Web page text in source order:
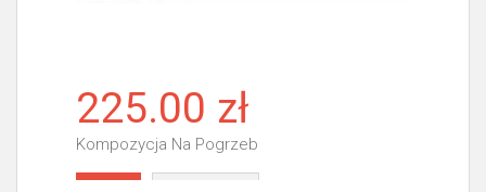
225.00 zł
Kompozycja Na Pogrzeb